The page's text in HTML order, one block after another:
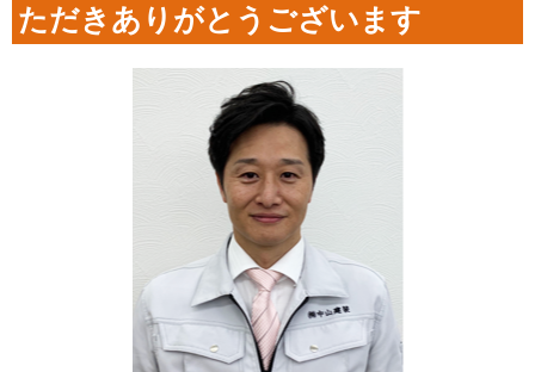
ただきありがとうございます